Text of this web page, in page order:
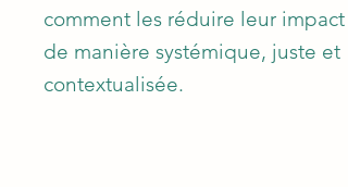
comment les réduire leur impact
de manière systémique, juste et
contextualisée.